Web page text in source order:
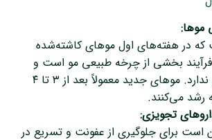
موها:
در هفته‌های اول موهای کاشته‌شده
فرآیند بخشی از چرخه طبیعی مو است و
جای نگرانی ندارد. موهای جدید معمولاً بعد از ۳ تا ۴
رشد می‌کنند.
تجویزی:
برای جلوگیری از عفونت و تسریع در